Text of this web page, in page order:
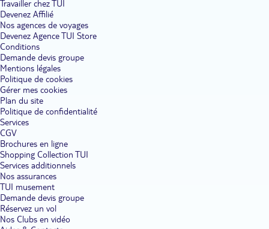
Travailler chez TUI
Devenez Affilié
Nos agences de voyages
Devenez Agence TUI Store
Conditions
Demande devis groupe
Mentions légales
Politique de cookies
Gérer mes cookies
Plan du site
Politique de confidentialité
Services
CGV
Brochures en ligne
Shopping Collection TUI
Services additionnels
Nos assurances
TUI musement
Demande devis groupe
Réservez un vol
Nos Clubs en vidéo